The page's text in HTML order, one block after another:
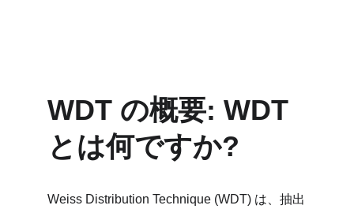
WDT の概要: WDT
とは何ですか?
Weiss Distribution Technique (WDT) は、抽出